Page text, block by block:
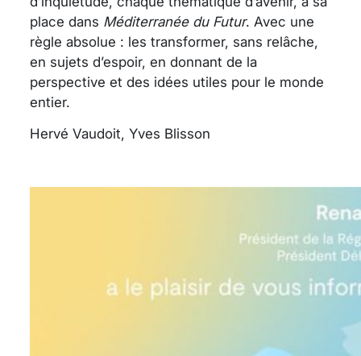
place dans Méditerranée du Futur. Avec une
règle absolue : les transformer, sans relâche,
en sujets d’espoir, en donnant de la
perspective et des idées utiles pour le monde
entier.
Hervé Vaudoit, Yves Blisson